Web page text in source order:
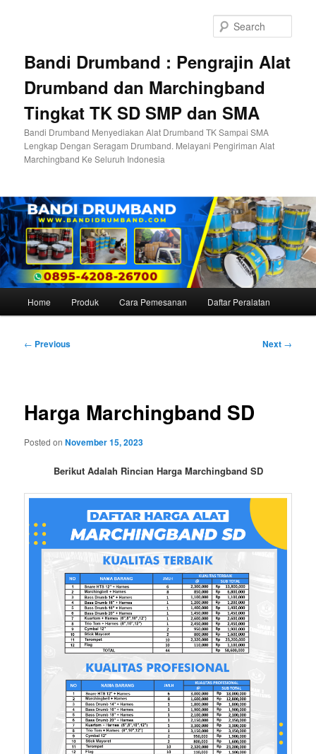
Bandi Drumband : Pengrajin Alat
Drumband dan Marchingband
Tingkat TK SD SMP dan SMA
Bandi Drumband Menyediakan Alat Drumband TK Sampai SMA
Lengkap Dengan Seragam Drumband. Melayani Pengiriman Alat
Marchingband Ke Seluruh Indonesia
Home Produk Cara Pemesanan Daftar Peralatan
Post
← Previous Next →
Harga Marchingband SD
Posted onNovember 15, 2023
Berikut Adalah Rincian Harga Marchingband SD